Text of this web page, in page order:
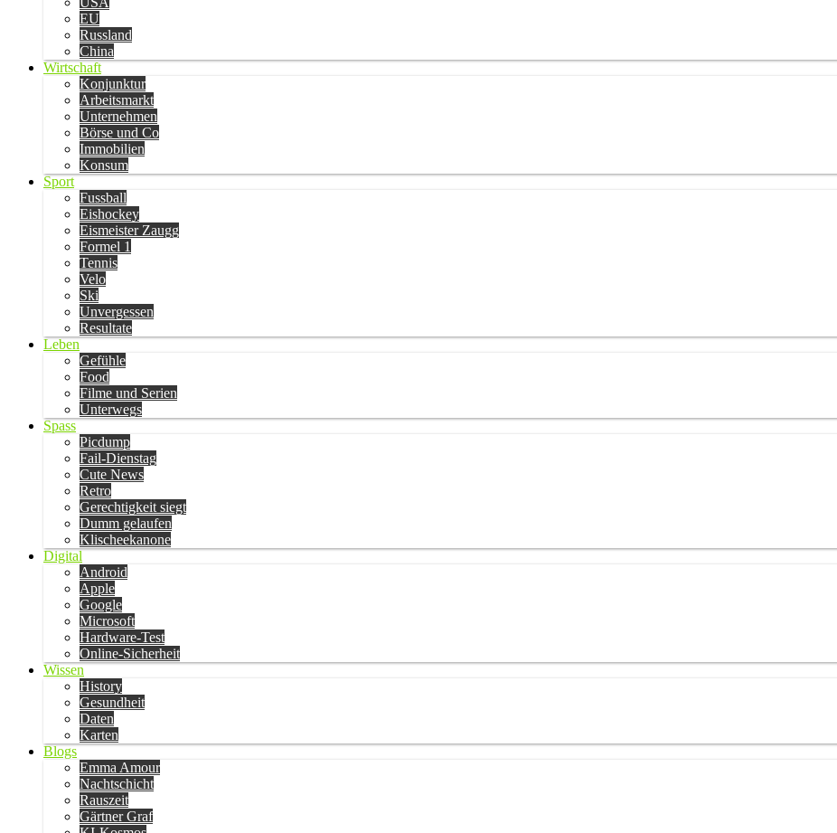
EU
Russland
China
Wirtschaft
Konjunktur
Arbeitsmarkt
Unternehmen
Börse und Co
Immobilien
Konsum
Sport
Fussball
Eishockey
Eismeister Zaugg
Formel 1
Tennis
Velo
Ski
Unvergessen
Resultate
Leben
Gefühle
Food
Filme und Serien
Unterwegs
Spass
Picdump
Fail-Dienstag
Cute News
Retro
Gerechtigkeit siegt
Dumm gelaufen
Klischeekanone
Digital
Android
Apple
Google
Microsoft
Hardware-Test
Online-Sicherheit
Wissen
History
Gesundheit
Daten
Karten
Blogs
Emma Amour
Nachtschicht
Rauszeit
Gärtner Graf